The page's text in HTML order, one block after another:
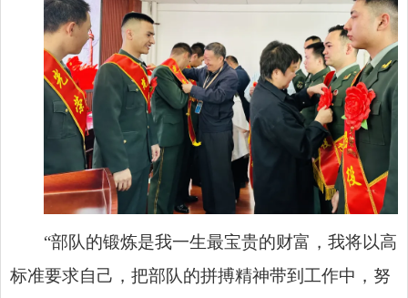
“部队的锻炼是我一生最宝贵的财富，我将以高
标准要求自己，把部队的拼搏精神带到工作中，努